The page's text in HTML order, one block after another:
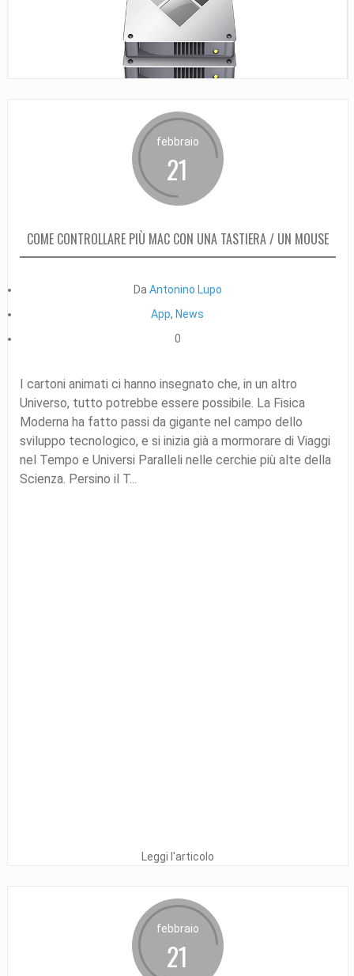
febbraio
21
COME CONTROLLARE PIÙ MAC CON UNA TASTIERA / UN MOUSE
Da Antonino Lupo
App, News
0
I cartoni animati ci hanno insegnato che, in un altro
Universo, tutto potrebbe essere possibile. La Fisica
Moderna ha fatto passi da gigante nel campo dello
sviluppo tecnologico, e si inizia già a mormorare di Viaggi
nel Tempo e Universi Paralleli nelle cerchie più alte della
Scienza. Persino il T...
Leggi l'articolo
febbraio
21